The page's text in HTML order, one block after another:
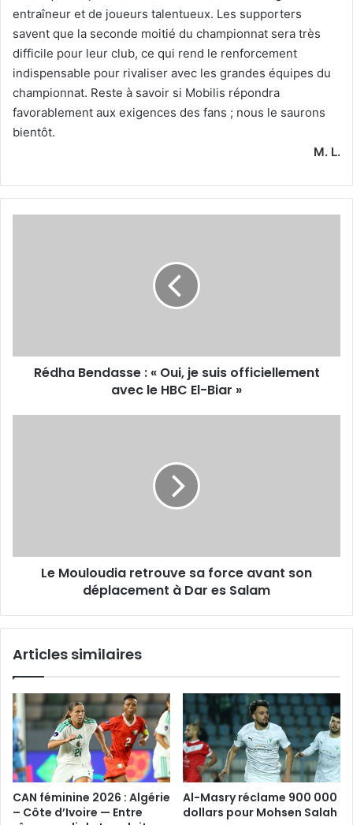
entraîneur et de joueurs talentueux. Les supporters
savent que la seconde moitié du championnat sera très
difficile pour leur club, ce qui rend le renforcement
indispensable pour rivaliser avec les grandes équipes du
championnat. Reste à savoir si Mobilis répondra
favorablement aux exigences des fans ; nous le saurons
bientôt.
M. L.
avec
Rédha Bendasse : « Oui, je suis officiellement
avec le HBC El-Biar »
à
Le Mouloudia retrouve sa force avant son
déplacement à Dar es Salam
Articles similaires
CAN féminine 2026 : Algérie
– Côte d’Ivoire — Entre
Al-Masry réclame 900 000
dollars pour Mohsen Salah